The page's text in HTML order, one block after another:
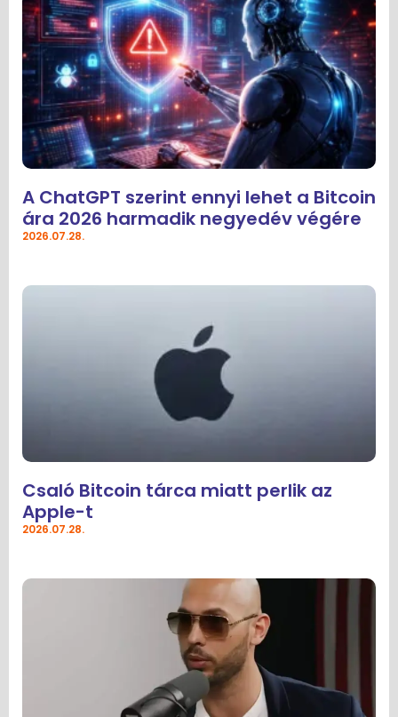
A ChatGPT szerint ennyi lehet a Bitcoin
ára 2026 harmadik negyedév végére
2026.07.28.
Csaló Bitcoin tárca miatt perlik az
Apple-t
2026.07.28.